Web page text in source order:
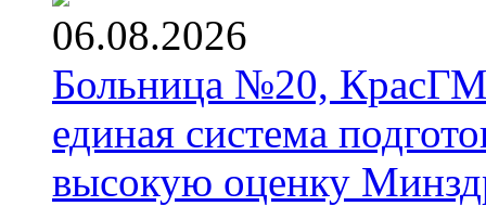
06.08.2026
Больница №20,
единая система
высокую оценку